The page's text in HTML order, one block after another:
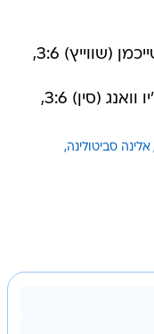
(8, רוסיה) - ג'יל טייכמן (שווייץ) 3:6,
(18, רומניה) - צ'יו וואנג (סין) 3:6,
אלינה סביטולינה